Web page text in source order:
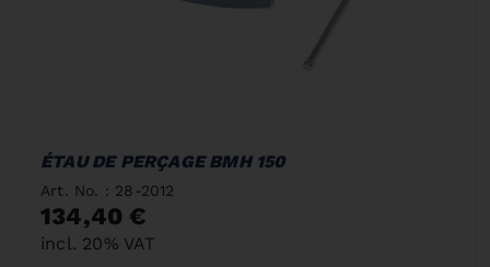
ÉTAU DE PERÇAGE BMH 150
Art. No. : 28-2012
134,40 €
incl. 20% VAT